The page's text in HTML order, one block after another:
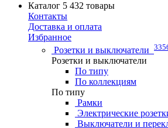
Каталог 5 432 товары
Контакты
Доставка и оплата
Избранное
Розетки и выключатели
Розетки и выключатели
По типу
По коллекциям
По типу
Рамки
Электрические
Выключатели и